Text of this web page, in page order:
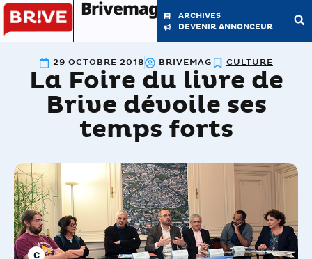
Brivemag'
ARCHIVES
DEVENIR ANNONCEUR
29 OCTOBRE 2018 BRIVEMAG CULTURE
La Foire du livre de
Brive dévoile ses
temps forts